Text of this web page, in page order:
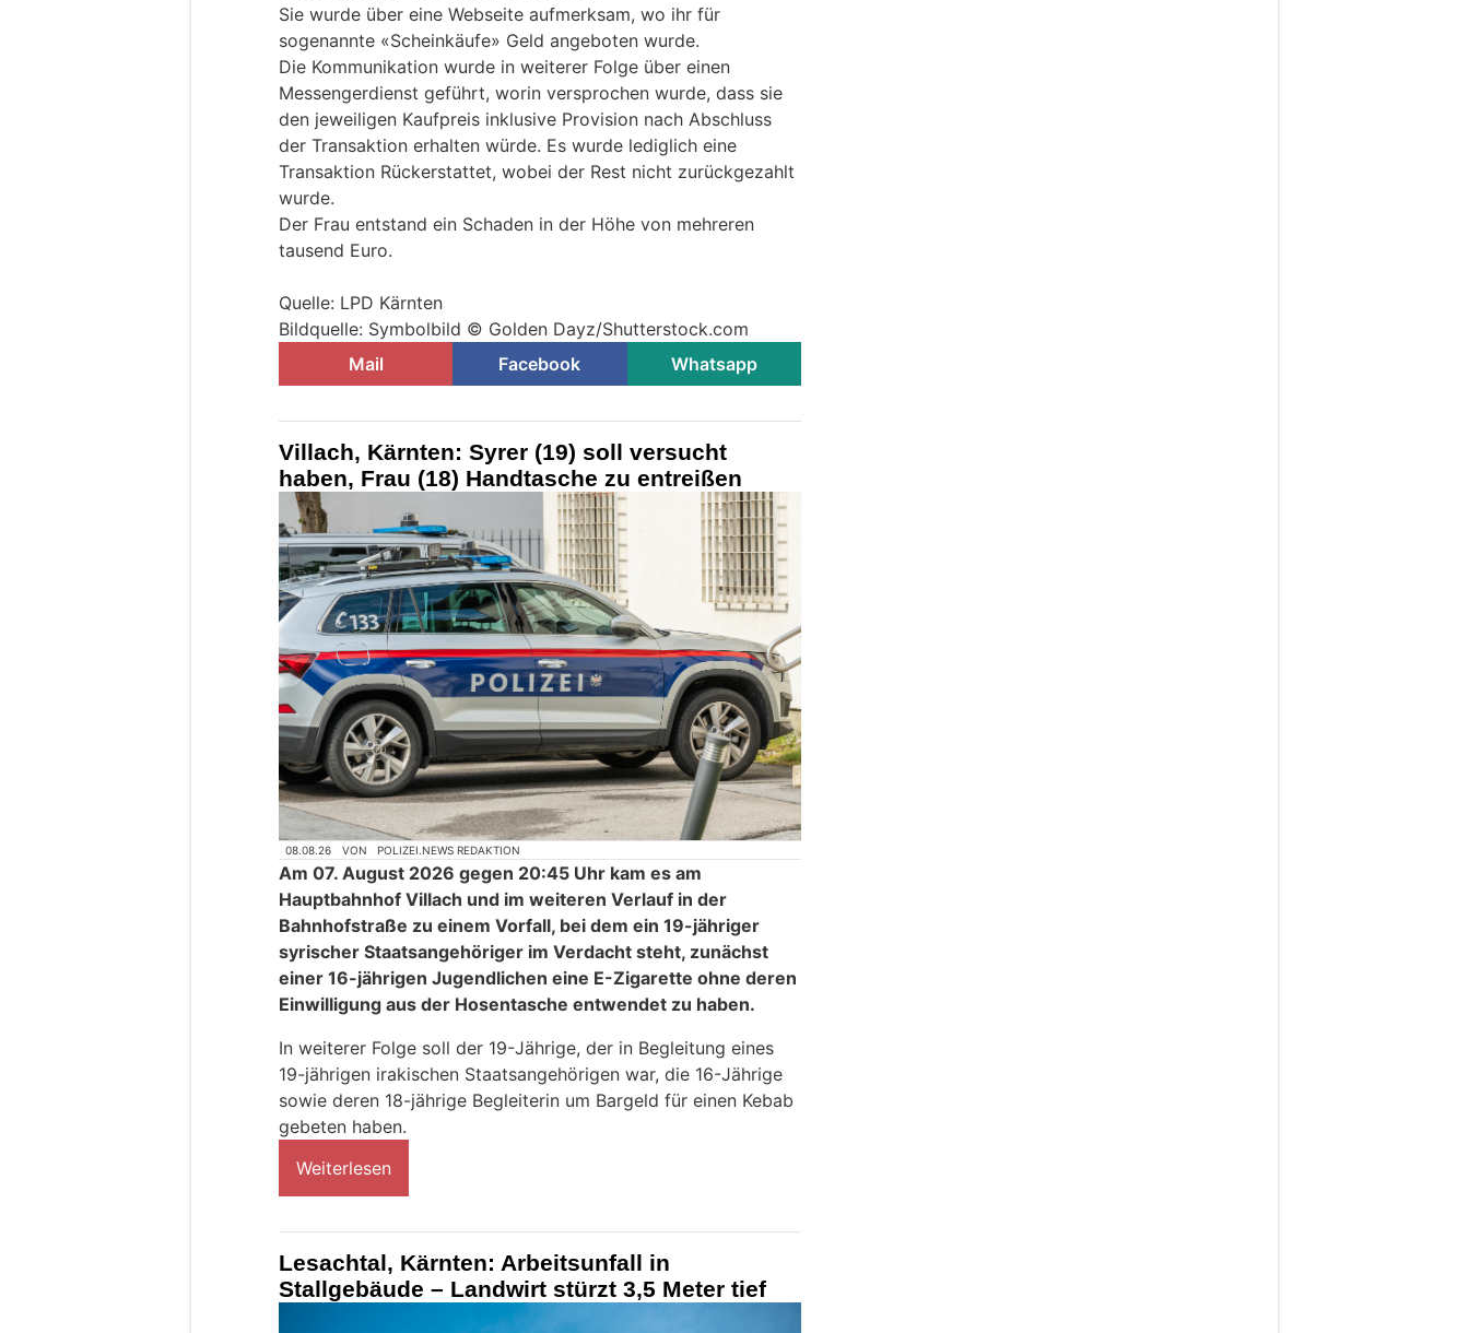
Sie wurde über eine Webseite aufmerksam, wo ihr für
sogenannte «Scheinkäufe» Geld angeboten wurde.
Die Kommunikation wurde in weiterer Folge über einen
Messengerdienst geführt, worin versprochen wurde, dass sie
den jeweiligen Kaufpreis inklusive Provision nach Abschluss
der Transaktion erhalten würde. Es wurde lediglich eine
Transaktion Rückerstattet, wobei der Rest nicht zurückgezahlt
wurde.
Der Frau entstand ein Schaden in der Höhe von mehreren
tausend Euro.
Quelle: LPD Kärnten
Bildquelle: Symbolbild © Golden Dayz/Shutterstock.com
Mail
Facebook Whatsapp
Villach, Kärnten: Syrer (19) soll versucht
haben, Frau (18) Handtasche zu entreißen
08.08.26 VON POLIZEI.NEWS REDAKTION
Am 07. August 2026 gegen 20:45 Uhr kam es am
Hauptbahnhof Villach und im weiteren Verlauf in der
Bahnhofstraße zu einem Vorfall, bei dem ein 19-jähriger
syrischer Staatsangehöriger im Verdacht steht, zunächst
einer 16-jährigen Jugendlichen eine E-Zigarette ohne deren
Einwilligung aus der Hosentasche entwendet zu haben.
In weiterer Folge soll der 19-Jährige, der in Begleitung eines
19-jährigen irakischen Staatsangehörigen war, die 16-Jährige
sowie deren 18-jährige Begleiterin um Bargeld für einen Kebab
gebeten haben.
Weiterlesen
Lesachtal, Kärnten: Arbeitsunfall in
Stallgebäude – Landwirt stürzt 3,5 Meter tief